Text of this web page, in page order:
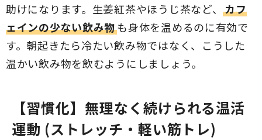
助けになります。生姜紅茶やほうじ茶など、カフ
ェインの少ない飲み物も身体を温めるのに有効で
す。朝起きたら冷たい飲み物ではなく、こうした
温かい飲み物を飲むようにしましょう。
【習慣化】無理なく続けられる温活
運動 (ストレッチ・軽い筋トレ)